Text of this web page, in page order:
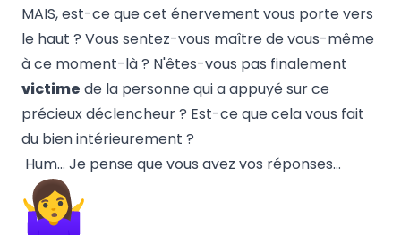
MAIS, est-ce que cet énervement vous porte vers
le haut ? Vous sentez-vous maître de vous-même
à ce moment-là ? N'êtes-vous pas finalement
victime de la personne qui a appuyé sur ce
précieux déclencheur ? Est-ce que cela vous fait
du bien intérieurement ?
Hum… Je pense que vous avez vos réponses...